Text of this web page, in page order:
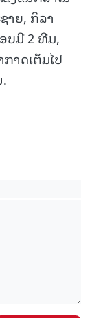
າຍ, ກິລາ
ບມີ 2 ທີມ,
າດເຕັມໄປ